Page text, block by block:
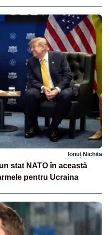
Ionuț Nichita
stat NATO în această
pentru Ucraina